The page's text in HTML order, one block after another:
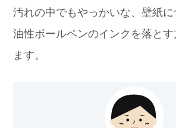
汚れの中でもやっかいな、壁紙
油性ボールペンのインクを落と
ます。